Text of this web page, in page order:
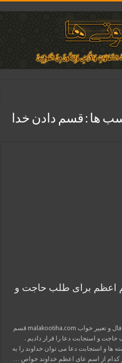
رونق فروش مغازه | متن آیات، روش انجام و
معشوق | متن دعا، روش خواندن
ها : قسم دادن خدا
اعظم برای طلب حاجت و
در این پست از سایت ذکر و دعا و فال و تعبیر خواب malakootiha.com قسم
و استجابت دعا را قرار دادیم .
ها و استجابت دعا می توان خداوند را به
از اسم عای اعظم خداوند خواص …